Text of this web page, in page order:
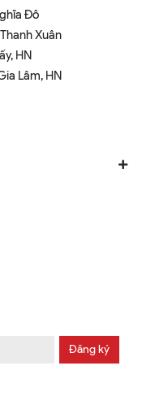
Đô
Xuân
HN
Lâm, HN
Đăng ký